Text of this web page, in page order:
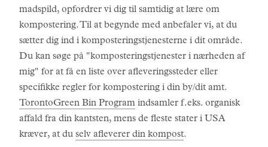
madspild, opfordrer vi dig til samtidig at lære om
kompostering. Til at begynde med anbefaler vi, at du
sætter dig ind i komposteringstjenesterne i dit område.
Du kan søge på "komposteringstjenester i nærheden af
mig" for at få en liste over afleveringssteder eller
specifikke regler for kompostering i din by/dit amt.
TorontoGreen Bin Program indsamler f.eks. organisk
affald fra din kantsten, mens de fleste stater i USA
kræver, at du selv afleverer din kompost.